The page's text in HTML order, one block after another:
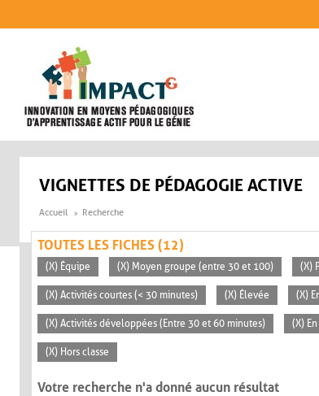
VIGNETTES DE PÉDAGOGIE ACTIVE
Accueil Recherche
TOUTES LES FICHES (12)
(X) Équipe (X) Moyen groupe (entre 30 et 100) (X)
(X) Activités courtes (< 30 minutes) (X) Élevée (X)
(X) Activités développées (Entre 30 et 60 minutes) (X)
(X) Hors classe
Votre recherche n'a donné aucun résultat